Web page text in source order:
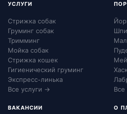
УСЛУГИ
Стрижка собак
Груминг собак
Тримминг
Мойка собак
Стрижка кошек
Гигиенический груминг
Экспресс-линька
Все услуги →
ВАКАНСИИ О